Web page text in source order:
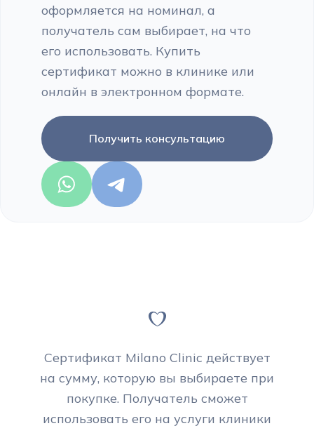
оформляется на номинал, а
получатель сам выбирает, на что
его использовать. Купить
сертификат можно в клинике или
онлайн в электронном формате.
Получить консультацию
Сертификат Milano Clinic действует
на сумму, которую вы выбираете при
покупке. Получатель сможет
использовать его на услуги клиники